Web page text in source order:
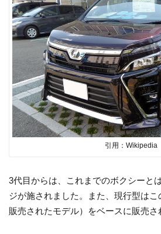
引用：Wikipedia
3代目からは、これまでのボクシーと
ジが施されました。また、現行型はこ
販売されたモデル）をベースに販売さ